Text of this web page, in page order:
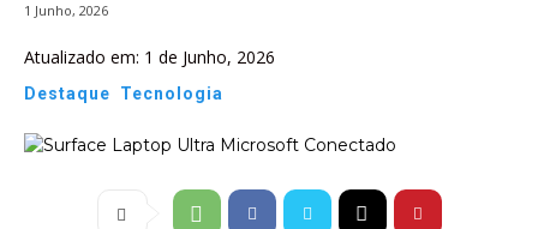
1 Junho, 2026
Atualizado em: 1 de Junho, 2026
Destaque Tecnologia